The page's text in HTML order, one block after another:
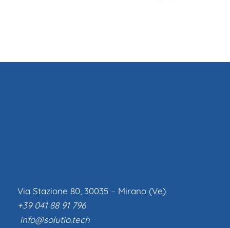
Via Stazione 80, 30035 – Mirano (Ve)
+39 041 88 91 796
info@solutio.tech